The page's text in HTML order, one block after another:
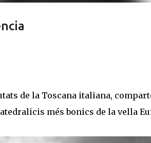
de la Toscana italiana,
més bonics de la vella